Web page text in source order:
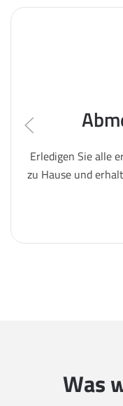
Erledigen Sie alle
zu Hause und
Was